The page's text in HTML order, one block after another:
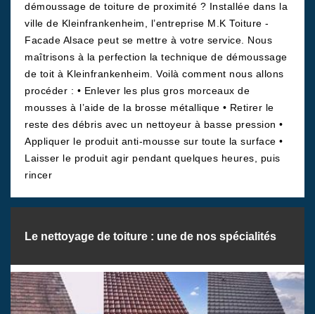
démoussage de toiture de proximité ? Installée dans la
ville de Kleinfrankenheim, l’entreprise M.K Toiture -
Facade Alsace peut se mettre à votre service. Nous
maîtrisons à la perfection la technique de démoussage
de toit à Kleinfrankenheim. Voilà comment nous allons
procéder : • Enlever les plus gros morceaux de
mousses à l’aide de la brosse métallique • Retirer le
reste des débris avec un nettoyeur à basse pression •
Appliquer le produit anti-mousse sur toute la surface •
Laisser le produit agir pendant quelques heures, puis
rincer
Le nettoyage de toiture : une de nos spécialités